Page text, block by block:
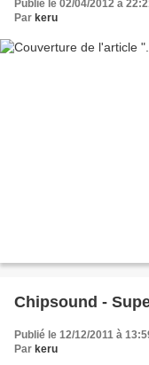
Publié le 02/04/2012 à
Par keru
Chipsound -
Publié le 12/12/2011 à
Par keru